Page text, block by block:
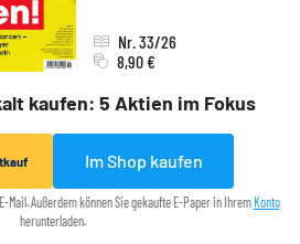
kaufen: 5 Aktien im Fokus
Nr. 33/26
8,90 €
Im Shop kaufen
Mail. Außerdem können Sie gekaufte E-Paper in Ihrem Konto
herunterladen.